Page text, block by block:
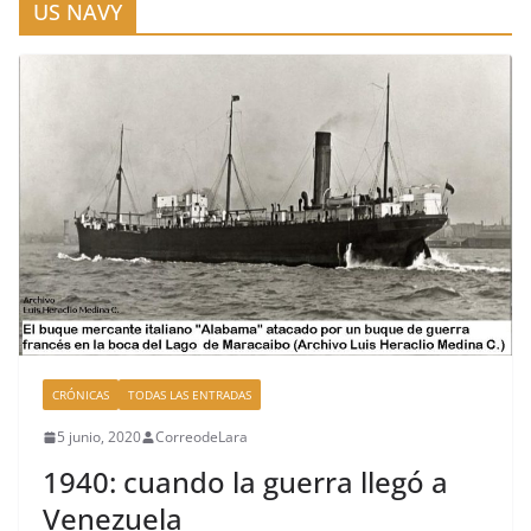
US NAVY
CRÓNICAS TODAS LAS ENTRADAS
5 junio, 2020 CorreodeLara
1940: cuando la guerra llegó a
Venezuela